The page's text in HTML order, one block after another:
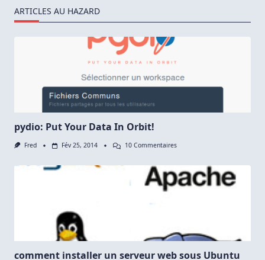
ARTICLES AU HAZARD
pydio: Put Your Data In Orbit!
Fred Fév 25, 2014 10 CommentairesSur
Your
Data
In
comment installer un serveur web sous Ubuntu